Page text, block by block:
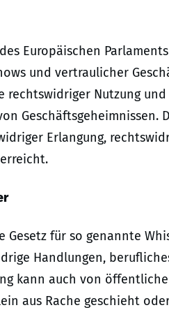
Europäischen
und vertraulicher
rechtswidriger Nutzung
Geschäftsgeheimnissen.
Erlangung,
Gesetz für so genannte
Handlungen,
kann auch von
aus Rache geschieht